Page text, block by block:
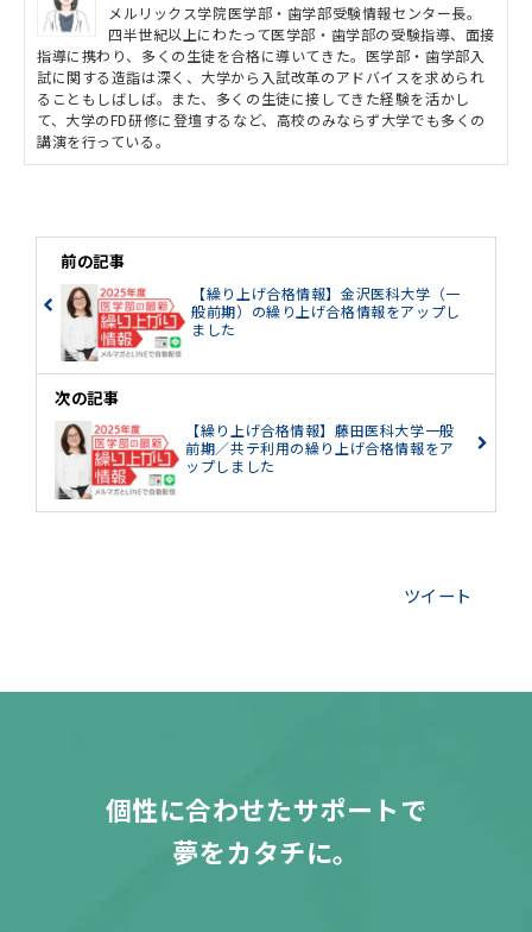
メルリックス学院医学部・歯学部受験情報センター長。
四半世紀以上にわたって医学部・歯学部の受験指導、面接
指導に携わり、多くの生徒を合格に導いてきた。医学部・歯学部入
試に関する造詣は深く、大学から入試改革のアドバイスを求められ
ることもしばしば。また、多くの生徒に接してきた経験を活かし
て、大学のFD研修に登壇するなど、高校のみならず大学でも多くの
講演を行っている。
前の記事
【繰り上げ合格情報】金沢医科大学（一
般前期）の繰り上げ合格情報をアップし
ました
次の記事
【繰り上げ合格情報】藤田医科大学一般
前期／共テ利用の繰り上げ合格情報をア
ップしました
ツイート
個性に合わせたサポートで
夢をカタチに。